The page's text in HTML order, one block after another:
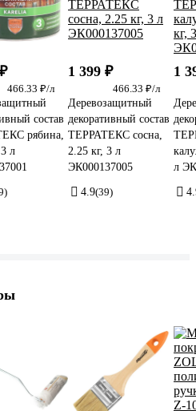
466.33 ₽/л
состав
рябина,
л
1 399 ₽
466.33 ₽/л
Деревозащитный
декоративный состав
ТЕРРАТЕКС сосна,
2.25 кг, 3 л
ЭК000137005
4.9(39)
1
л